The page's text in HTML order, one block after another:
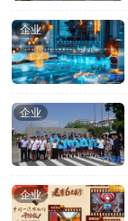
企业
企业
企业